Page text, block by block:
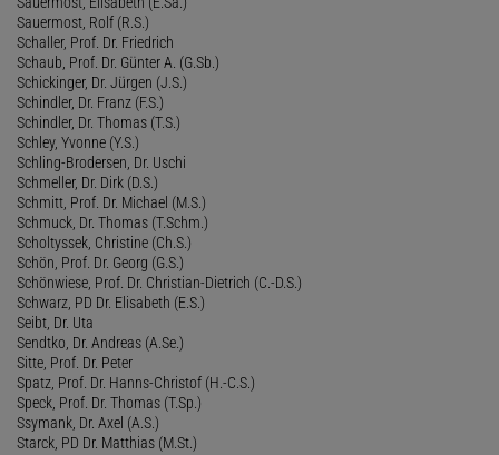
Sauermost, Rolf (R.S.)
Schaller, Prof. Dr. Friedrich
Schaub, Prof. Dr. Günter A. (G.Sb.)
Schickinger, Dr. Jürgen (J.S.)
Schindler, Dr. Franz (F.S.)
Schindler, Dr. Thomas (T.S.)
Schley, Yvonne (Y.S.)
Schling-Brodersen, Dr. Uschi
Schmeller, Dr. Dirk (D.S.)
Schmitt, Prof. Dr. Michael (M.S.)
Schmuck, Dr. Thomas (T.Schm.)
Scholtyssek, Christine (Ch.S.)
Schön, Prof. Dr. Georg (G.S.)
Schönwiese, Prof. Dr. Christian-Dietrich (C.-D.S.)
Schwarz, PD Dr. Elisabeth (E.S.)
Seibt, Dr. Uta
Sendtko, Dr. Andreas (A.Se.)
Sitte, Prof. Dr. Peter
Spatz, Prof. Dr. Hanns-Christof (H.-C.S.)
Speck, Prof. Dr. Thomas (T.Sp.)
Ssymank, Dr. Axel (A.S.)
Starck, PD Dr. Matthias (M.St.)